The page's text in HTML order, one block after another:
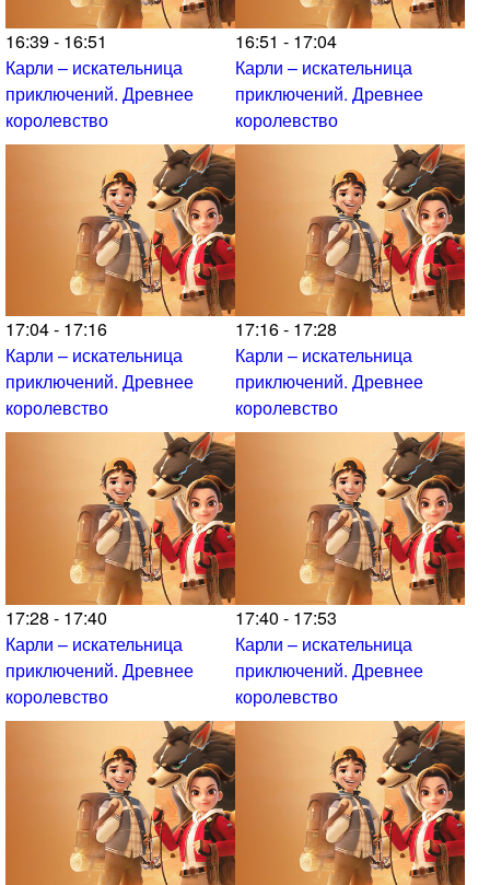
16:39 - 16:51
Карли – искательница
приключений. Древнее
королевство
16:51 - 17:04
Карли – искательница
приключений. Древнее
королевство
17:04 - 17:16
Карли – искательница
приключений. Древнее
королевство
17:16 - 17:28
Карли – искательница
приключений. Древнее
королевство
17:28 - 17:40
Карли – искательница
приключений. Древнее
королевство
17:40 - 17:53
Карли – искательница
приключений. Древнее
королевство